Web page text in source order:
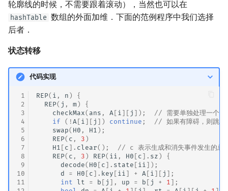
轮廓线的时候，不需要跟着滚动），当然也可以在
hashTable 数组的外面加维．下面的范例程序中我们选择
后者．
状态转移
代码实现
1
2
3
4
5
6
7
8
9
10
11
REP( i , n )
{
REP( j , m )
{
checkMax( ans , A [ i ][ j ]);
// 需要单独处理一个格
if
( !A [ i ][ j ]) continue ;
// 如果有障碍，则跳过
swap( H0 , H1 );
REP( c , 3 )
H1 [ c ]. clear();
// c 表示生成和消失事件发生的总
REP( c , 3 ) REP( ii , H0 [ c ]. sz )
{
decode( H0 [ c ]. state [ ii ]);
d
= H0 [ c ]. key [ ii ] + A [ i ][ j ];
int
lt = b [ j ], up = b [ j + 1 ];